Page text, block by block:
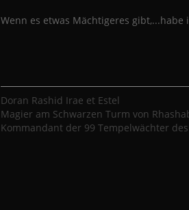
Wenn es etwas Mächtigeres
Doran Rashid Irae et Estel
Magier am Schwarzen Turm von
Kommandant der 99 Tempelwächter